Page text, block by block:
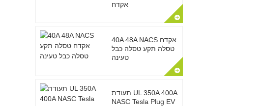
אקדח
40A 48A NACS אקדח
טסלה תקע טסלה כבל
טעינה
תעודת UL 350A 400A
NASC Tesla Plug EV